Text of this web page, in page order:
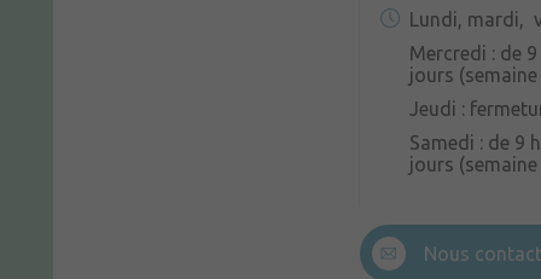
Lundi, mardi,
Mercredi : de
jours (semaine
Jeudi :
Samedi : de 9
jours
Nous